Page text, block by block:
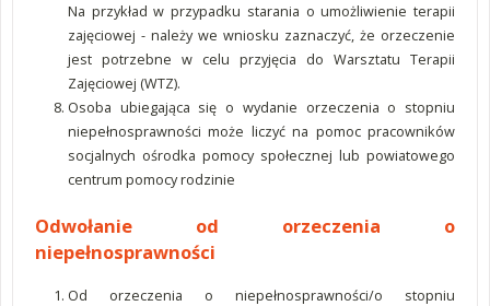
Na przykład w przypadku starania o umożliwienie terapii
zajęciowej - należy we wniosku zaznaczyć, że orzeczenie
jest potrzebne w celu przyjęcia do Warsztatu Terapii
Zajęciowej (WTZ).
Osoba ubiegająca się o wydanie orzeczenia o stopniu
niepełnosprawności może liczyć na pomoc pracowników
socjalnych ośrodka pomocy społecznej lub powiatowego
centrum pomocy rodzinie
Odwołanie od orzeczenia o
niepełnosprawności
Od orzeczenia o niepełnosprawności/o stopniu